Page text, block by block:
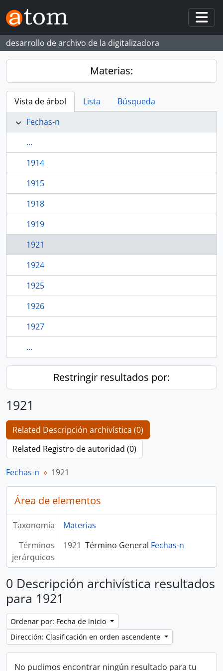
Skip to main content
desarrollo de archivo de la digitalizadora
Materias:
Vista de árbol Lista
Búsqueda
Fechas-n
...
1914
1915
1918
1919
1921
1924
1925
1926
1927
...
Restringir resultados por:
1921
Related Descripción archivística (0)
Related Registro de autoridad (0)
Fechas-n 1921
Área de elementos
Taxonomía
Materias
Términos
jerárquicos
1921 Término General Fechas-n
0 Descripción archivística resultados
para 1921
Ordenar por: Fecha de inicio
Dirección: Clasificación en orden ascendente
No pudimos encontrar ningún resultado para tu